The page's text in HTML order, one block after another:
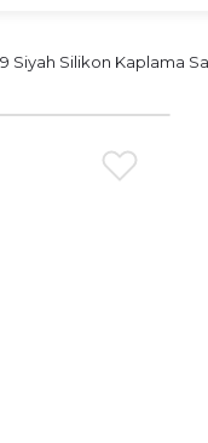
Siyah Silikon Kaplama